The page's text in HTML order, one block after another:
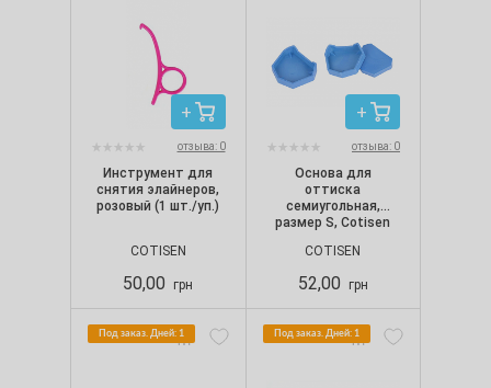
отзыва: 0
Инструмент для
снятия элайнеров,
розовый (1 шт./уп.)
COTISEN
50,00 грн
отзыва: 0
Основа для
оттиска
семиугольная,
размер S, Cotisen
COTISEN
52,00 грн
Под заказ. Дней: 1 Под заказ. Дней: 1